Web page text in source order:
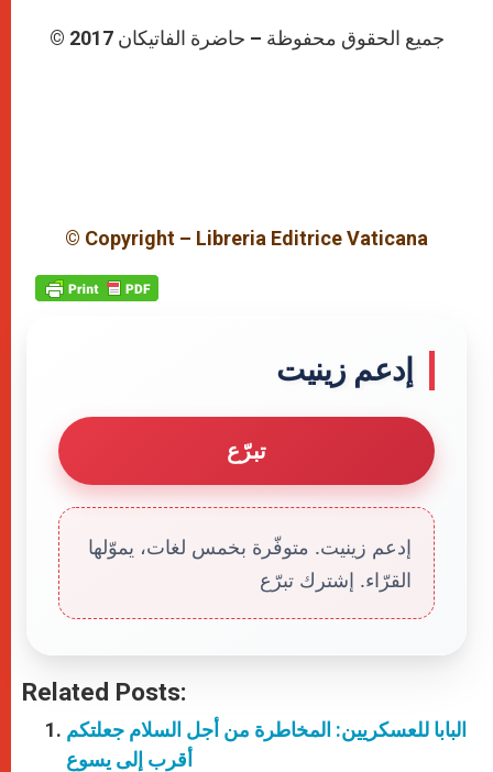
© جميع الحقوق محفوظة – حاضرة الفاتيكان 2017
© Copyright – Libreria Editrice Vaticana
إدعم زينيت
تبرّع
إدعم زينيت. متوفّرة بخمس لغات، يموّلها
القرّاء. إشترك تبرّع
Related Posts:
البابا للعسكريين: المخاطرة من أجل السلام جعلتكم
أقرب إلى يسوع